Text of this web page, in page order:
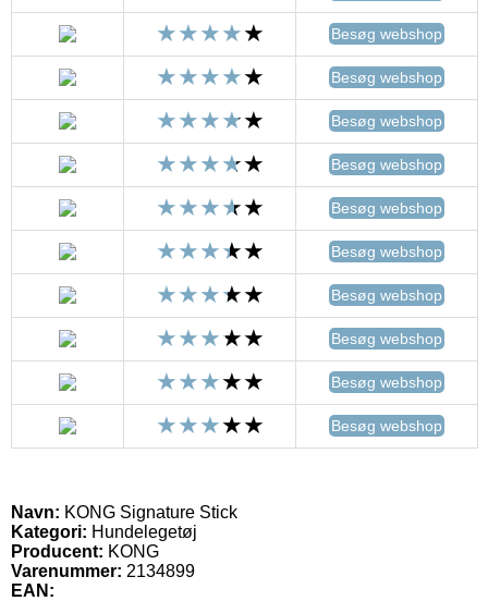
Besøg webshop
Besøg webshop
Besøg webshop
Besøg webshop
Besøg webshop
Besøg webshop
Besøg webshop
Besøg webshop
Besøg webshop
Besøg webshop
Navn: KONG Signature Stick
Kategori: Hundelegetøj
Producent: KONG
Varenummer: 2134899
EAN: